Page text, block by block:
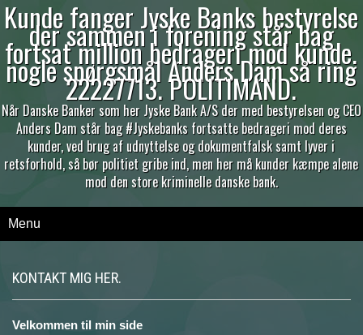
Kunde fanger Jyske Banks bestyrelse
der sammen i forening står bag
fortsat million bedrageri mod kunde.
nogle spørgsmål Anders Dam så ring
22227713. POLITIMAND.
Når Danske Banker som her Jyske Bank A/S der med bestyrelsen og CEO
Anders Dam står bag #Jyskebanks fortsatte bedrageri mod deres
kunder, ved brug af udnyttelse og dokumentfalsk samt lyver i
retsforhold, så bør politiet gribe ind, men her må kunder kæmpe alene
mod den store kriminelle danske bank.
Menu
KONTAKT MIG HER.
Velkommen til min side